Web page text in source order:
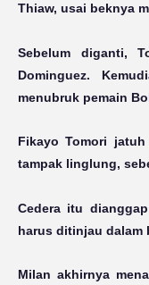
Thiaw, usai beknya
Sebelum diganti,
Dominguez.
menubruk pemain
Fikayo Tomori
tampak linglung,
Cedera itu
harus ditinjau dalam
Milan akhirnya